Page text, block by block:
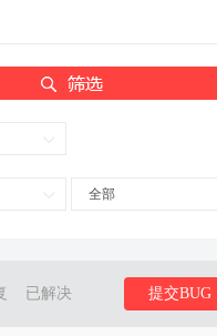
全部
已解决 提交BUG